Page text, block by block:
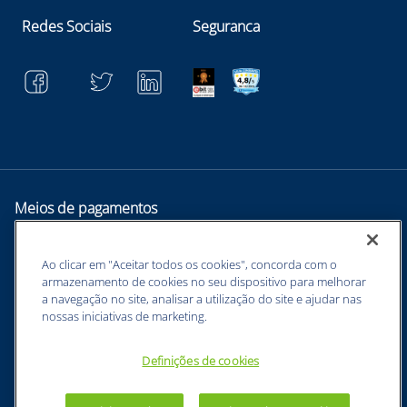
Redes Sociais Seguranca
Meios de pagamentos
BUNZL EQUIPAMENTOS PARA PROTEÇÃO INDIVIDUAL. - CNPJ:
Ao clicar em "Aceitar todos os cookies", concorda com o
armazenamento de cookies no seu dispositivo para melhorar
a navegação no site, analisar a utilização do site e ajudar nas
nossas iniciativas de marketing.
Definições de cookies